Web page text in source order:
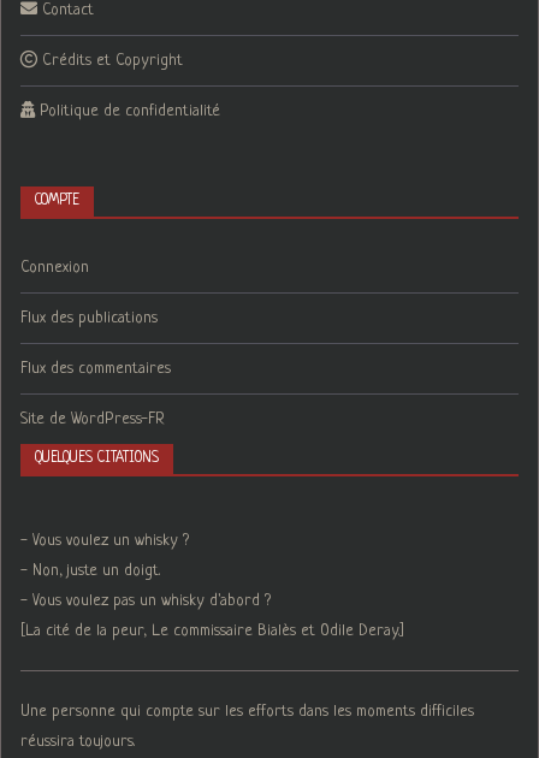
Contact
Crédits et Copyright
Politique de confidentialité
COMPTE
Connexion
Flux des publications
Flux des commentaires
Site de WordPress-FR
QUELQUES CITATIONS
- Vous voulez un whisky ?
- Non, juste un doigt.
- Vous voulez pas un whisky d'abord ?
[La cité de la peur, Le commissaire Bialès et Odile Deray.]
Une personne qui compte sur les efforts dans les moments difficiles
réussira toujours.